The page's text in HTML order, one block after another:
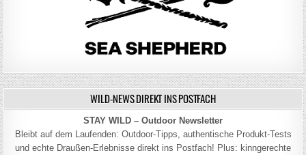
WILD-NEWS DIREKT INS POSTFACH
STAY WILD – Outdoor Newsletter
Bleibt auf dem Laufenden: Outdoor-Tipps, authentische Produkt-Tests
und echte Draußen-Erlebnisse direkt ins Postfach! Plus: kinngerechte